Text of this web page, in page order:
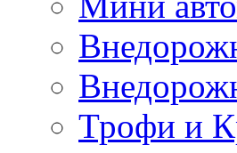
Трофи и